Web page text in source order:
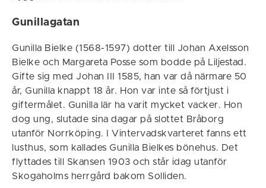
Gunillagatan
Gunilla Bielke (1568-1597) dotter till Johan Axelsson
Bielke och Margareta Posse som bodde på Liljestad.
Gifte sig med Johan III 1585, han var då närmare 50
år, Gunilla knappt 18 år. Hon var inte så förtjust i
giftermålet. Gunilla lär ha varit mycket vacker. Hon
dog ung, slutade sina dagar på slottet Bråborg
utanför Norrköping. I Vintervadskvarteret fanns ett
lusthus, som kallades Gunilla Bielkes bönehus. Det
flyttades till Skansen 1903 och står idag utanför
Skogaholms herrgård bakom Solliden.